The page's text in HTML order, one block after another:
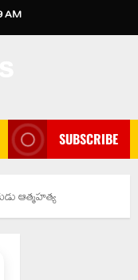
AM
SUBSCRIBE
ఆత్మహత్య